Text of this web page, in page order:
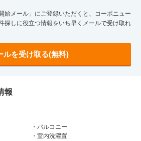
始メール」にご登録いただくと、コーポニュー
探しに役立つ情報をいち早くメールで受け取れ
ルを受け取る(無料)
報
バルコニー
室内洗濯置